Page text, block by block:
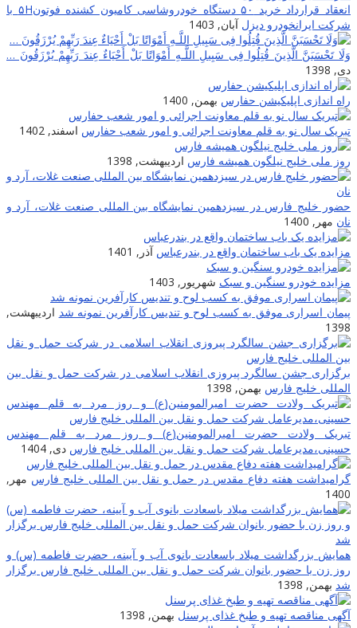
انعقاد قرارداد خرید ۵۰ دستگاه خودروشاسی کامیون کشنده فوتون۵H با
شرکت ایرانخودرو دیزل آبان, 1403
وَلَا تَحْسَبَنَّ الَّذِینَ قُتِلُوا فِی سَبِیلِ اللَّـهِ أَمْوَاتًا بَلْ أَحْیَاءٌ عِندَ رَ‌بِّهِمْ یُرْ‌زَقُونَ …
دی, 1398
راه اندازی اپلیکیشن حفارس بهمن, 1400
تبریک سال نو به قلم معاونت اجرائی و امور شعب حفارس اسفند, 1402
روز ملی خلیج نیلگون همیشه فارس اردیبهشت, 1398
حضور خلیج فارس در سیزدهمین نمایشگاه بین المللی صنعت غلات، آرد و
نان مهر, 1400
مزایده یک باب ساختمان واقع در بندرعباس آذر, 1401
مزایده خودرو سنگین و سبک شهریور, 1403
پیمان اسراری موفق به کسب لوح و تندیس کارآفرین نمونه شد اردیبهشت,
1398
برگزاری جشن سالگرد پیروزی انقلاب اسلامی در شرکت حمل و نقل بین
المللی خلیج فارس بهمن, 1398
تبریک ولادت حضرت امیرالمومنین(ع) و روز مرد به قلم مهندس
حسینی،مدیرعامل شرکت حمل و نقل بین المللی خلیج فارس دی, 1404
گرامیداشت هفته دفاع مقدس در حمل و نقل بین المللی خلیج فارس مهر,
1400
همایش بزرگداشت میلاد باسعادت بانوی آب و آیینه، حضرت فاطمه (س) و
روز زن با حضور بانوان شرکت حمل و نقل بین المللی خلیج فارس برگزار
شد بهمن, 1398
آگهی مناقصه تهیه و طبخ غذای پرسنل بهمن, 1398